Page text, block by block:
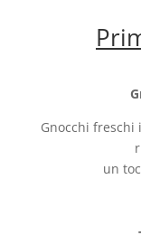
Gnocchi
un